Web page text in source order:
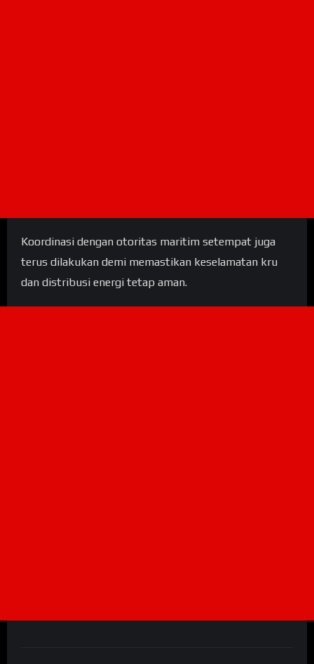
Koordinasi dengan otoritas maritim setempat juga
terus dilakukan demi memastikan keselamatan kru
dan distribusi energi tetap aman.